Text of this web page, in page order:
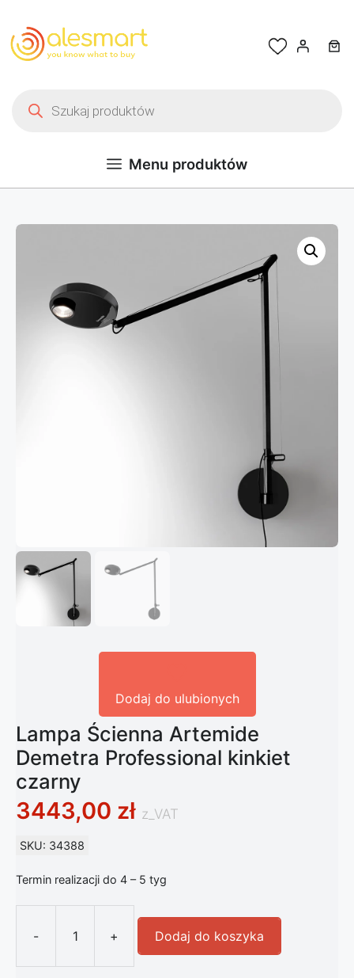
Menu produktów
Dodaj do ulubionych
Lampa Ścienna Artemide
Demetra Professional kinkiet
czarny
3443,00 zł z_VAT
SKU: 34388
Termin realizacji do 4 – 5 tyg
-
ilość Lampa Ścienna Artemide
+ Dodaj do koszyka